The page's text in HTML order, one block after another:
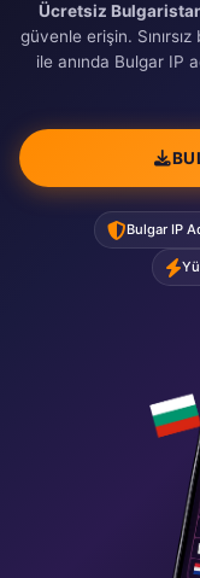
Ücretsiz
güvenle erişin.
ile anında Bulgar IP
Bulgar IP